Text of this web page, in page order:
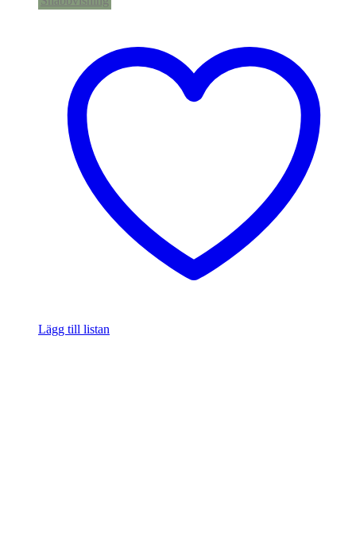
Lägg till listan